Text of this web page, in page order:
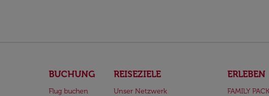
BUCHUNG
Flug buchen
REISEZIELE
Unser Netzwerk
ERLEBEN
FAMILY PACK